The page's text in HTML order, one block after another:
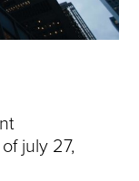
july 27,